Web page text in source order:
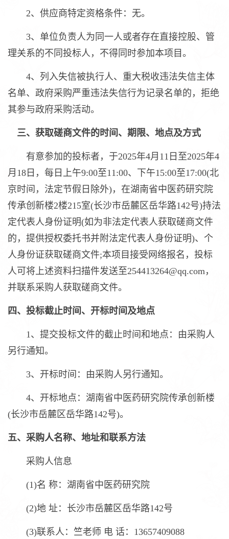
2、供应商特定资格条件：无。
3、单位负责人为同一人或者存在直接控股、管
理关系的不同投标人，不得同时参加本项目。
4、列入失信被执行人、重大税收违法失信主体
名单、政府采购严重违法失信行为记录名单的，拒绝
其参与政府采购活动。
三、获取磋商文件的时间、期限、地点及方式
有意参加的投标者，于2025年4月11日至2025年4
月18日，每日上午9:00至11:00、下午15:00至17:00(北
京时间，法定节假日除外)，在湖南省中医药研究院
传承创新楼2楼215室(长沙市岳麓区岳华路142号)持法
定代表人身份证明(如为非法定代表人获取磋商文件
的，提供授权委托书并附法定代表人身份证明)、个
人身份证获取磋商文件;本项目接受网络报名，投标
人可将上述资料扫描件发送至254413264@qq.com，
并联系采购人获取磋商文件。
四、投标截止时间、开标时间及地点
1、提交投标文件的截止时间和地点：由采购人
另行通知。
3、开标时间：由采购人另行通知。
4、开标地点：湖南省中医药研究院传承创新楼
(长沙市岳麓区岳华路142号)。
五、采购人名称、地址和联系方法
采购人信息
(1)名 称：湖南省中医药研究院
(2)地 址：长沙市岳麓区岳华路142号
(3)联系人：竺老师 电 话：13657409088